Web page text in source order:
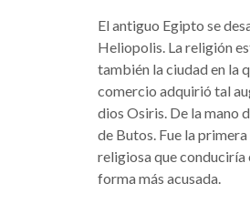
El antiguo Egipto se
Heliopolis. La religión
también la ciudad en la
comercio adquirió tal
dios Osiris. De la mano
de Butos. Fue la
religiosa que conduciría
forma más acusada.